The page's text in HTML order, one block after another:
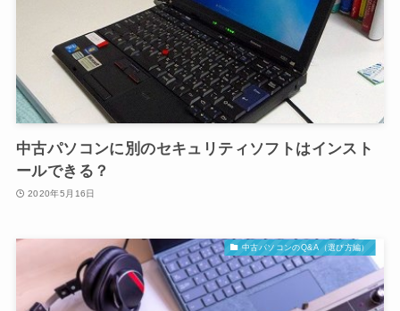
中古パソコンに別のセキュリティソフトはインスト
ールできる？
2020年5月16日
中古パソコンのQ&A（選び方編）